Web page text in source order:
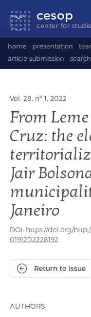
links
content
footer
selection
(Seletor
idioma)
cesop
center for
home presentation
article submission
search
Vol. 28, nº 1, 2022
From
Cruz: the
Jair
Janeiro
DOI: https://doi.org/
0191202228192
Return to issue
AUTHORS